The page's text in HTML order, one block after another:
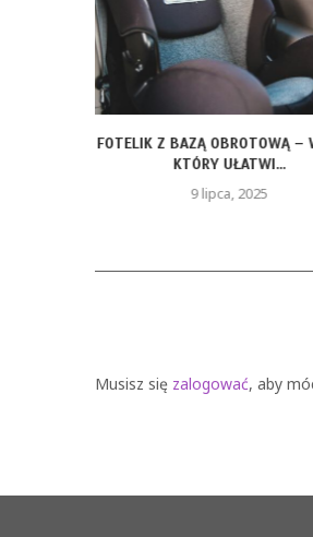
FOTELIK Z BAZĄ OBROTOWĄ –
KTÓRY UŁATWI...
9 lipca, 2025
Musisz się zalogować, aby